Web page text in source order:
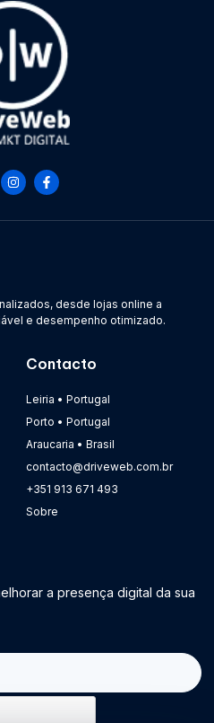
desde lojas online a
e desempenho otimizado.
Contacto
Leiria • Portugal
Porto • Portugal
Araucaria • Brasil
contacto@driveweb.com.br
+351 913 671 493
Sobre
a presença digital da sua